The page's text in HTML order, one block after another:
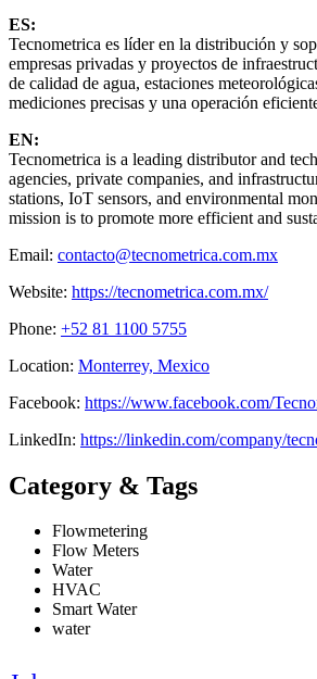
ES:
Tecnometrica es líder en la distribución y
empresas privadas y proyectos de
de calidad de agua, estaciones
mediciones precisas y una operación
EN:
Tecnometrica is a leading distributor and
agencies, private companies, and
stations, IoT sensors, and environmental
mission is to promote more efficient and
Email: contacto@tecnometrica.com.mx
Website: https://tecnometrica.com.mx/
Phone: +52 81 1100 5755
Location: Monterrey, Mexico
Facebook: https://www.facebook.com/
LinkedIn: https://linkedin.com/company/
Category & Tags
Flowmetering
Flow Meters
Water
HVAC
Smart Water
water